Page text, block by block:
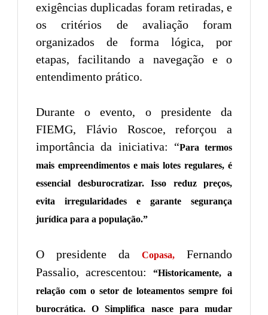
exigências duplicadas foram retiradas, e
os critérios de avaliação foram
organizados de forma lógica, por
etapas, facilitando a navegação e o
entendimento prático.
Durante o evento, o presidente da
FIEMG, Flávio Roscoe, reforçou a
importância da iniciativa: “Para termos
mais empreendimentos e mais lotes regulares, é
essencial desburocratizar. Isso reduz preços,
evita irregularidades e garante segurança
jurídica para a população.”
O presidente da Copasa,
Fernando
Passalio, acrescentou:
“Historicamente, a
relação com o setor de loteamentos sempre foi
burocrática. O Simplifica nasce para mudar